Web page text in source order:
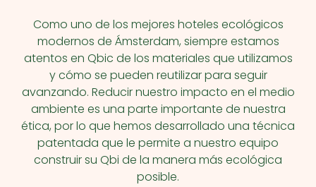
Como uno de los mejores hoteles ecológicos
modernos de Ámsterdam, siempre estamos
atentos en Qbic de los materiales que utilizamos
y cómo se pueden reutilizar para seguir
avanzando. Reducir nuestro impacto en el medio
ambiente es una parte importante de nuestra
ética, por lo que hemos desarrollado una técnica
patentada que le permite a nuestro equipo
construir su Qbi de la manera más ecológica
posible.